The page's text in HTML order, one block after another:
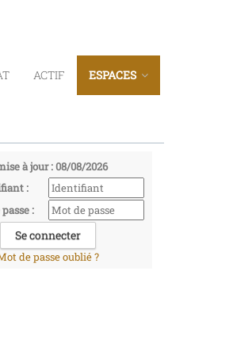
ACTIF ESPACES
à jour : 08/08/2026
:
:
de passe oublié ?